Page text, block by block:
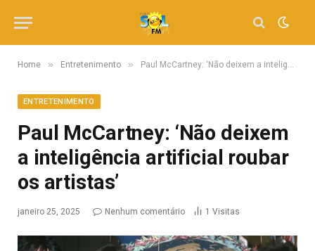
Home » Entretenimento » Paul McCartney: ‘Não deixem a inteligência artificial roubar os artistas’
ENTRETENIMENTO
Paul McCartney: ‘Não deixem
a inteligência artificial roubar
os artistas’
janeiro 25, 2025 Nenhum comentário 1 Visitas